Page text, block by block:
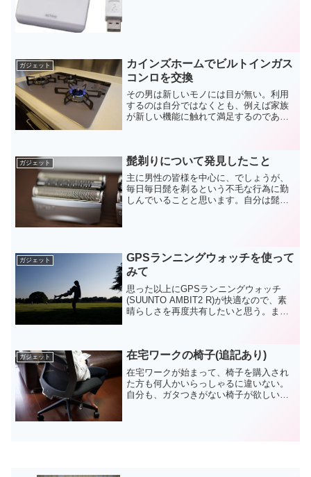
ガジェット
カインズホームでビルトインガス
コンロを交換
その男は新しいモノには目が無い。利用
するのは自分ではなくとも、例えば家族
が新しい機能に触れて満足するのであれ
から検討するのが当たり前...
ガジェット 髭剃りについて発見したこと
主に男性の皆様を中心に、でしょうが、
毎日毎日髭を剃るという不毛な行為に勤
しんでいることと思います。自分は髭剃
ガジェット
GPSランニングウォッチを使って
みて
思った以上にGPSランニングウォッチ
(SUUNTO AMBIT2 R)が快適なので、素
晴らしさを再度共有したいと思う。まず
よりも...
ガジェット 在宅ワークの椅子(追記あり)
在宅ワークが始まって、椅子を購入され
た方も何人かいらっしゃるに違いない。
自分も、ガタつきがない椅子が欲しいと